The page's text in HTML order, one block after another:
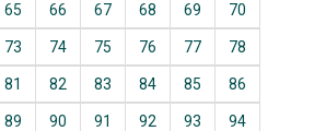
65 66 67 68 69 70
73 74 75 76 77 78
81 82 83 84 85 86
89 90 91 92 93 94